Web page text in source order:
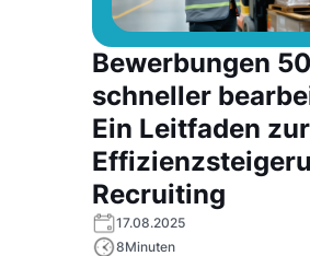
Bewerbungen
schneller
Ein Leitfaden zur
Recruiting
17.08.2025
8Minuten